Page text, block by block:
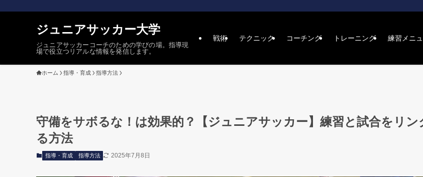
ジュニアサッカー大学
ジュニアサッカーコーチのための学びの場。指導現
場で役立つリアルな情報を発信します。
戦術 テクニック コーチング トレーニング 練習メニ
ホーム 指導・育成 指導方法
守備をサボるな！は効果的？【ジュニアサッカー】練習と試合をリン
る方法
指導・育成 指導方法 2025年7月8日